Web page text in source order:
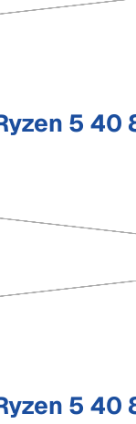
5 40
5 40